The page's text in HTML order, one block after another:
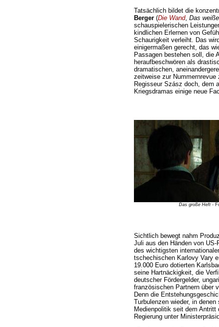
Tatsächlich bildet die
Berger(Die Wand, Das
schauspielerischen
kindlichen Erlernen von
Schaurigkeit verleiht. Das
einigermaßen gerecht, das
Passagen bestehen soll, die
heraufbeschwören als
dramatischen,
zeitweise zur
Regisseur Szász doch, dem
Kriegsdramas einige neue
Das große Heft -
Sichtlich bewegt nahm
Juli aus den Händen von
des wichtigsten
tschechischen Karlovy Vary
19.000 Euro dotierten
seine Hartnäckigkeit, die
deutscher Fördergelder,
französischen Partnern über
Denn die
Turbulenzen wieder, in
Medienpolitik seit dem
Regierung unter